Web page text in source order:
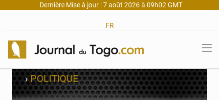
Dernière Mise à jour : 7 août 2026 à 09h02 GMT
FR
›POLITIQUE